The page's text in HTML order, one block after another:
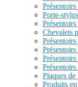
Porte-
Chevalets
Plaques
Produits